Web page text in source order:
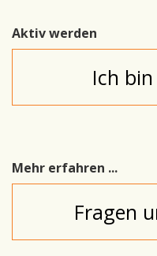
Aktiv werden
Ich
Mehr erfahren ...
Fragen